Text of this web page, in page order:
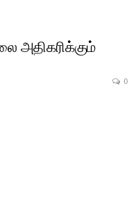
அதிகரிக்கும்
0